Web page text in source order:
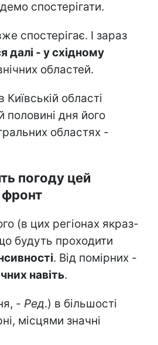
спостерігати.
спостерігає. І зараз
далі - у східному
областей.
області
половині дня його
областях -
погоду цей
(в цих регіонах якраз-
будуть проходити
. Від помірних -
навіть.
- Ред.) в більшості
місцями значні